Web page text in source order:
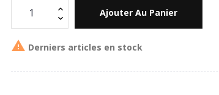
Ajouter Au Panier
 Derniers articles en stock